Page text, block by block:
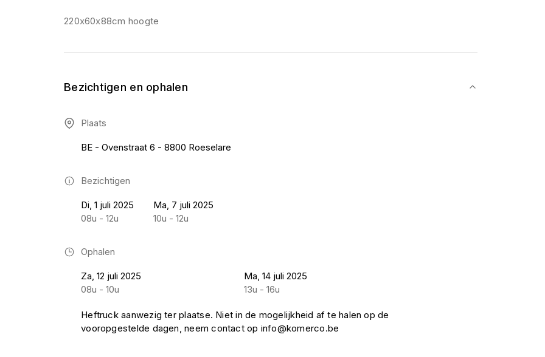
220x60x88cm hoogte
Bezichtigen en ophalen
Plaats
BE - Ovenstraat 6 - 8800 Roeselare
Bezichtigen
Di, 1 juli 2025
08u - 12u
Ma, 7 juli 2025
10u - 12u
Ophalen
Za, 12 juli 2025
08u - 10u
Ma, 14 juli 2025
13u - 16u
Heftruck aanwezig ter plaatse. Niet in de mogelijkheid af te halen op de
vooropgestelde dagen, neem contact op info@komerco.be